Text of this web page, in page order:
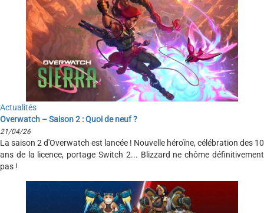
Actualités
Overwatch – Saison 2 : Quoi de neuf ?
21/04/26
La saison 2 d'Overwatch est lancée ! Nouvelle héroïne, célébration des 10
ans de la licence, portage Switch 2... Blizzard ne chôme définitivement
pas !